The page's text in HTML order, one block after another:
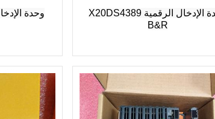
X20DS4389 وحدة الإدخال الرقمية
B&R